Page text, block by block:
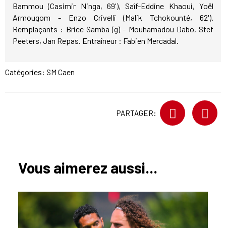
Bammou (Casimir Ninga, 69'), Saîf-Eddine Khaoui, Yoël
Armougom - Enzo Crivelli (Malik Tchokounté, 62').
Remplaçants : Brice Samba (g) - Mouhamadou Dabo, Stef
Peeters, Jan Repas. Entraîneur : Fabien Mercadal.
Catégories: SM Caen
PARTAGER:
Vous aimerez aussi...